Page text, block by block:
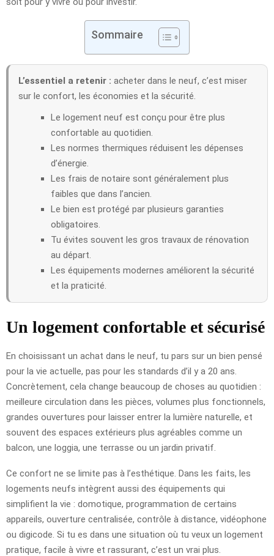
Sommaire
L’essentiel a retenir : acheter dans le neuf, c’est miser
sur le confort, les économies et la sécurité.
Le logement neuf est conçu pour être plus
confortable au quotidien.
Les normes thermiques réduisent les dépenses
d’énergie.
Les frais de notaire sont généralement plus
faibles que dans l’ancien.
Le bien est protégé par plusieurs garanties
obligatoires.
Tu évites souvent les gros travaux de rénovation
au départ.
Les équipements modernes améliorent la sécurité
et la praticité.
Un logement confortable et sécurisé
En choisissant un achat dans le neuf, tu pars sur un bien pensé
pour la vie actuelle, pas pour les standards d’il y a 20 ans.
Concrètement, cela change beaucoup de choses au quotidien :
meilleure circulation dans les pièces, volumes plus fonctionnels,
grandes ouvertures pour laisser entrer la lumière naturelle, et
souvent des espaces extérieurs plus agréables comme un
balcon, une loggia, une terrasse ou un jardin privatif.
Ce confort ne se limite pas à l’esthétique. Dans les faits, les
logements neufs intègrent aussi des équipements qui
simplifient la vie : domotique, programmation de certains
appareils, ouverture centralisée, contrôle à distance, vidéophone
ou digicode. Si tu es dans une situation où tu veux un logement
pratique, facile à vivre et rassurant, c’est un vrai plus.